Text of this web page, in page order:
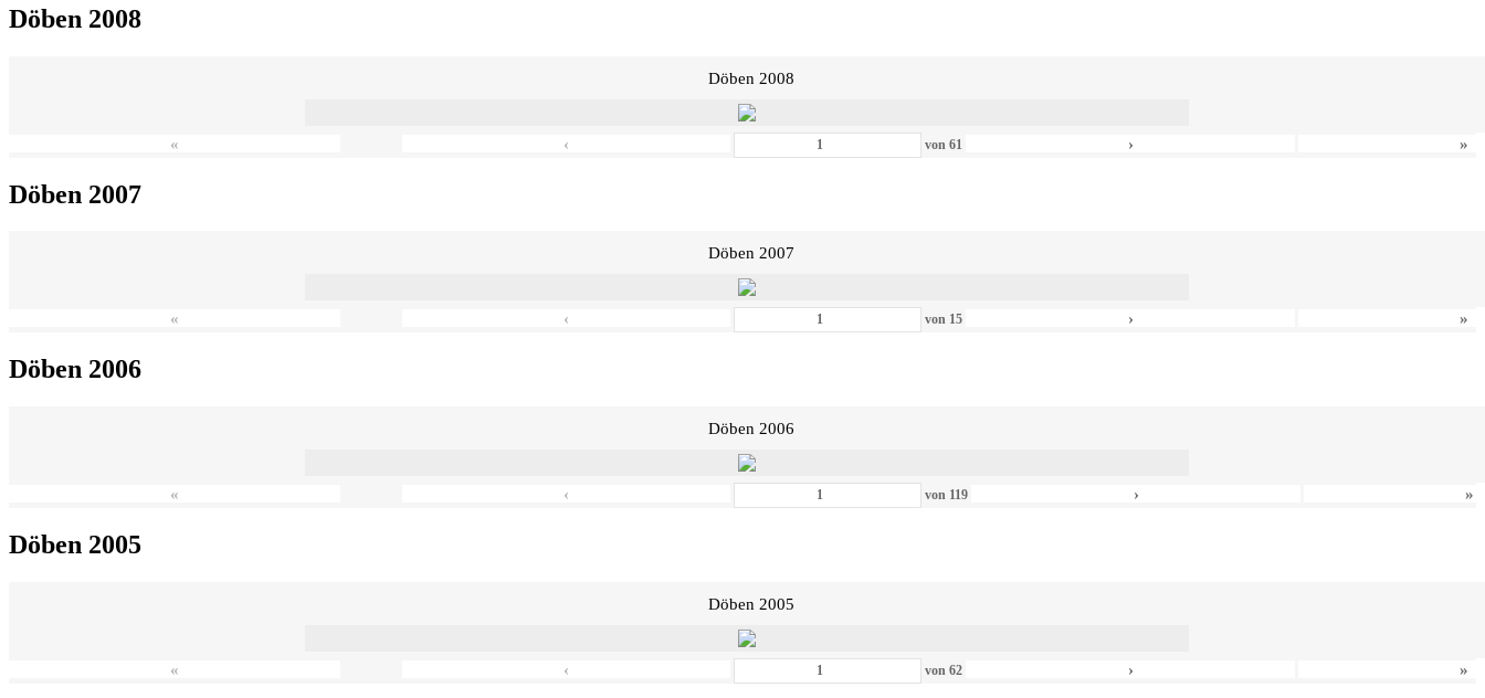
Döben 2008
Döben 2008
« ‹ von61 › »
Döben 2007
Döben 2007
« ‹ von 15 › »
Döben 2006
Döben 2006
« ‹ von 119 › »
Döben 2005
Döben 2005
« ‹ von62 › »